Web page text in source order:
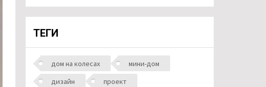
ТЕГИ
дом на колесах
мини-дом
дизайн
проект